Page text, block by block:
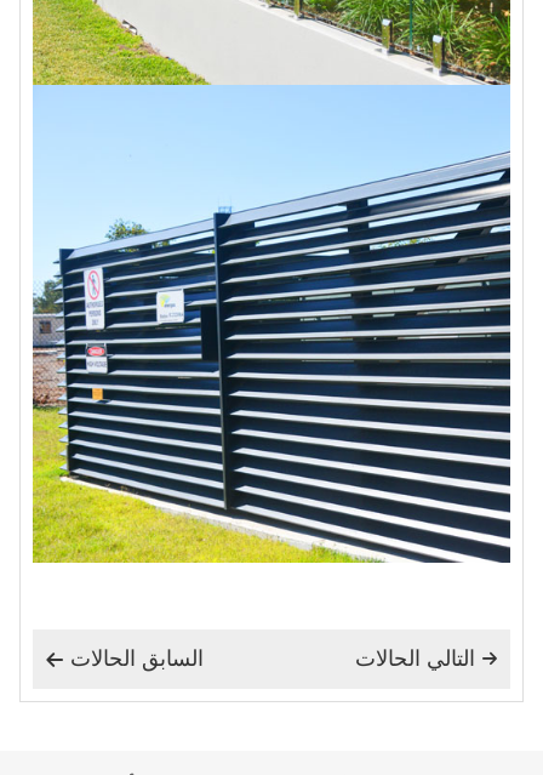
 السابق الحالات  التالي الحالات